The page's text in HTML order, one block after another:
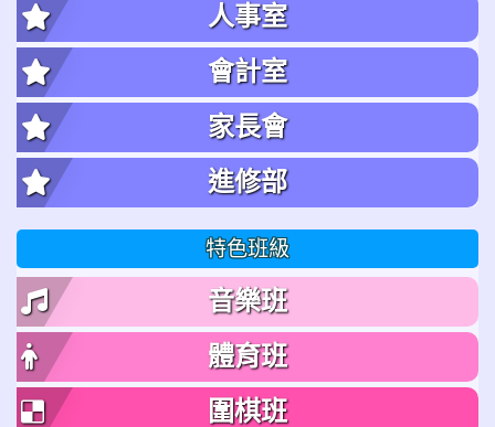
人事室
會計室
家長會
進修部
特色班級
音樂班
體育班
圍棋班